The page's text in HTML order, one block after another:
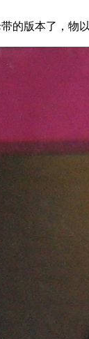
的版本了，